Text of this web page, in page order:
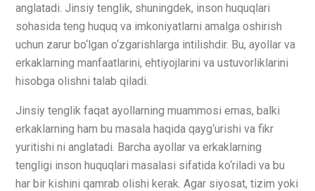
anglatadi. Jinsiy tenglik, shuningdek, inson huquqlari
sohasida teng huquq va imkoniyatlarni amalga oshirish
uchun zarur bo‘lgan o‘zgarishlarga intilishdir. Bu, ayollar va
erkaklarning manfaatlarini, ehtiyojlarini va ustuvorliklarini
hisobga olishni talab qiladi.
Jinsiy tenglik faqat ayollarning muammosi emas, balki
erkaklarning ham bu masala haqida qayg‘urishi va fikr
yuritishi ni anglatadi. Barcha ayollar va erkaklarning
tengligi inson huquqlari masalasi sifatida ko‘riladi va bu
har bir kishini qamrab olishi kerak. Agar siyosat, tizim yoki